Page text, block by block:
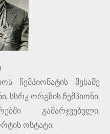
ჩემპიონატის მესამე
სსრკ ორგზის ჩემპიონი,
გამარჯვებული,
ოსტატი.